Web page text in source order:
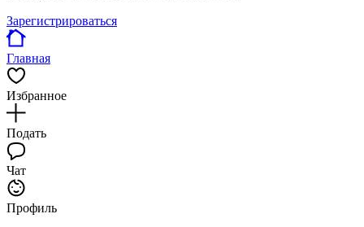
Зарегистрироваться
Главная
Избранное
Подать
Чат
Профиль